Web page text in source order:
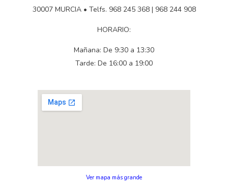
30007 MURCIA • Telfs. 968 245 368 | 968 244 908
HORARIO:
Mañana: De 9:30 a 13:30
Tarde: De 16:00 a 19:00
Ver mapa más grande